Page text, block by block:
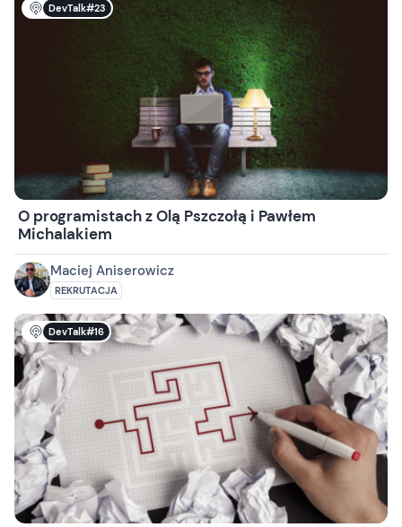
DevTalk#23
O programistach z Olą Pszczołą i Pawłem
Michalakiem
Maciej Aniserowicz
REKRUTACJA
DevTalk#16